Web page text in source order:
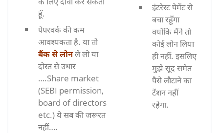
हूँ.
पेपरवर्क की कम
आवश्यकता है. या तो
बैंक से लोनले लो या
दोस्त से उधार
….Share market
(SEBI permission,
board of directors
etc.) ये सब की जरूरत
नहीं….
इंटरेस्ट पेमेंट से
बचा रहूँगा
क्योंकि मैंने तो
कोई लोन लिया
ही नहीं. इसलिए
मुझे सूद समेत
पैसे लौटाने का
टेंशन नहीं
रहेगा.